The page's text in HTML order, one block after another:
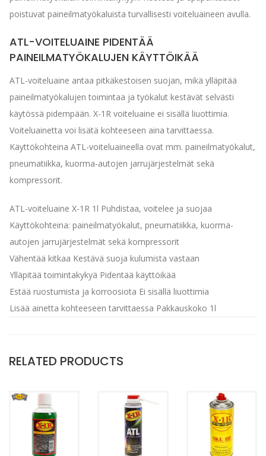
poistuvat paineilmatyökaluista turvallisesti voiteluaineen avulla.
ATL-VOITELUAINE PIDENTÄÄ
PAINEILMATYÖKALUJEN KÄYTTÖIKÄÄ
ATL-voiteluaine antaa pitkäkestoisen suojan, mikä ylläpitää
paineilmatyökalujen toimintaa ja työkalut kestävät selvästi
käytössä pidempään. X-1R voiteluaine ei sisällä liuottimia.
Voiteluainetta voi lisätä kohteeseen aina tarvittaessa.
Käyttökohteina ATL-voiteluaineella ovat mm. paineilmatyökalut,
pneumatiikka, kuorma-autojen jarrujärjestelmät sekä
kompressorit.
ATL-voiteluaine X-1R 1l Puhdistaa, voitelee ja suojaa
Käyttökohteina: paineilmatyökalut, pneumatiikka, kuorma-
autojen jarrujärjestelmät sekä kompressorit
Vähentää kitkaa Kestävä suoja kulumista vastaan
Ylläpitää toimintakykyä Pidentää käyttöikää
Estää ruostumista ja korroosiota Ei sisällä liuottimia
Lisää ainetta kohteeseen tarvittaessa Pakkauskoko 1l
RELATED PRODUCTS